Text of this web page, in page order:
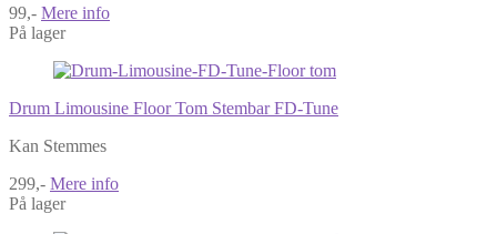
99,- Mere info
På lager
Drum Limousine Floor Tom Stembar FD-Tune
Kan Stemmes
299,- Mere info
På lager